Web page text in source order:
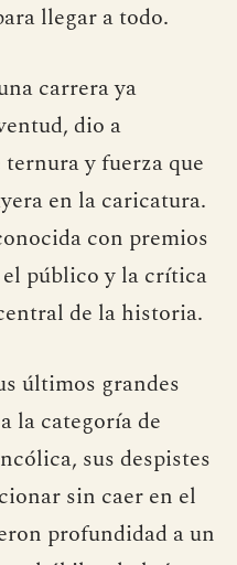
llegar a todo.
carrera ya
dio a
y fuerza que
en la caricatura.
con premios
público y la crítica
de la historia.
últimos grandes
la categoría de
sus despistes
sin caer en el
profundidad a un